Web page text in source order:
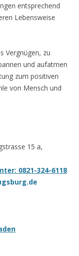
entsprechend
Lebensweise
Vergnügen, zu
und aufatmen
zum positiven
von Mensch und
15 a,
0821-324-6118